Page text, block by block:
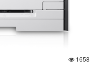
1658